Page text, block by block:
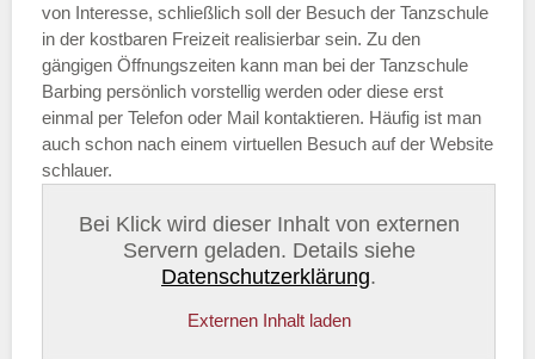
von Interesse, schließlich soll der Besuch der Tanzschule
in der kostbaren Freizeit realisierbar sein. Zu den
gängigen Öffnungszeiten kann man bei der Tanzschule
Barbing persönlich vorstellig werden oder diese erst
einmal per Telefon oder Mail kontaktieren. Häufig ist man
auch schon nach einem virtuellen Besuch auf der Website
schlauer.
Bei Klick wird dieser Inhalt von externen
Servern geladen. Details siehe
Datenschutzerklärung.
Externen Inhalt laden